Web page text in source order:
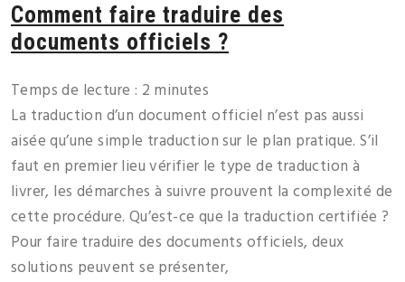
Comment faire traduire des
documents officiels ?
Temps de lecture : 2 minutes
La traduction d’un document officiel n’est pas aussi
aisée qu’une simple traduction sur le plan pratique. S’il
faut en premier lieu vérifier le type de traduction à
livrer, les démarches à suivre prouvent la complexité de
cette procédure. Qu’est-ce que la traduction certifiée ?
Pour faire traduire des documents officiels, deux
solutions peuvent se présenter,